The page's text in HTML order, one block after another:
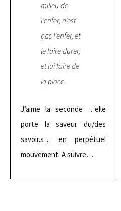
milieu de
l’enfer, n’est
pas l’enfer, et
le faire durer,
et lui faire de
la place.
J’aime la seconde …elle
porte la saveur du/des
savoir.s… en perpétuel
mouvement. A suivre…